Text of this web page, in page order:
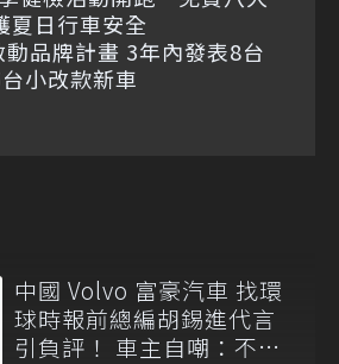
夏日行車安全
動品牌計畫 3年內發表8台
小改款新車
中國 Volvo 富豪汽車 找環
球時報前總編胡錫進代言
引負評！ 車主自嘲：不想